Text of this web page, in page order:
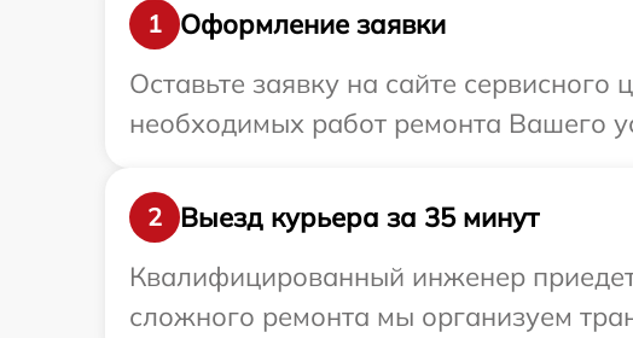
1
Оформление заявки
Оставьте заявку на сайте
необходимых работ ремонта Вашего
2
Выезд курьера за 35 минут
Квалифицированный инженер
сложного ремонта мы организуем